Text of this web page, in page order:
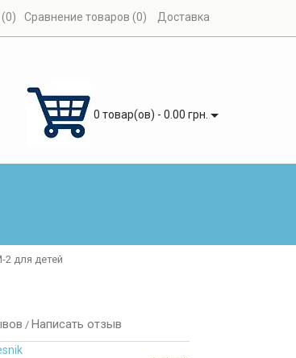
Сравнение товаров (0) Доставка
0 товар(ов) - 0.00 грн.
для детей
/ Написать отзыв